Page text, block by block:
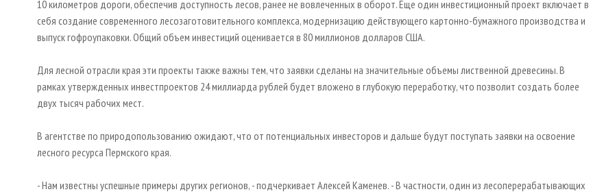
10 километров дороги, обеспечив доступность лесов, ранее не вовлеченных в оборот. Еще один инвестиционный проект включает в
себя создание современного лесозаготовительного комплекса, модернизацию действующего картонно-бумажного производства и
выпуск гофроупаковки. Общий объем инвестиций оценивается в 80 миллионов долларов США.
Для лесной отрасли края эти проекты также важны тем, что заявки сделаны на значительные объемы лиственной древесины. В
рамках утвержденных инвестпроектов 24 миллиарда рублей будет вложено в глубокую переработку, что позволит создать более
двух тысяч рабочих мест.
В агентстве по природопользованию ожидают, что от потенциальных инвесторов и дальше будут поступать заявки на освоение
лесного ресурса Пермского края.
- Нам известны успешные примеры других регионов, - подчеркивает Алексей Каменев. - В частности, один из лесоперерабатывающих